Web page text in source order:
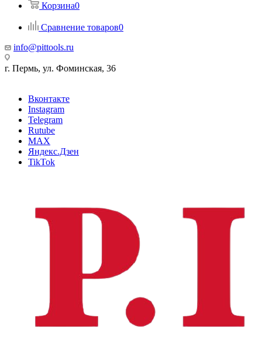
Корзина0
Сравнение товаров0
info@pittools.ru
г. Пермь, ул. Фоминская, 36
Вконтакте
Instagram
Telegram
Rutube
MAX
Яндекс.Дзен
TikTok